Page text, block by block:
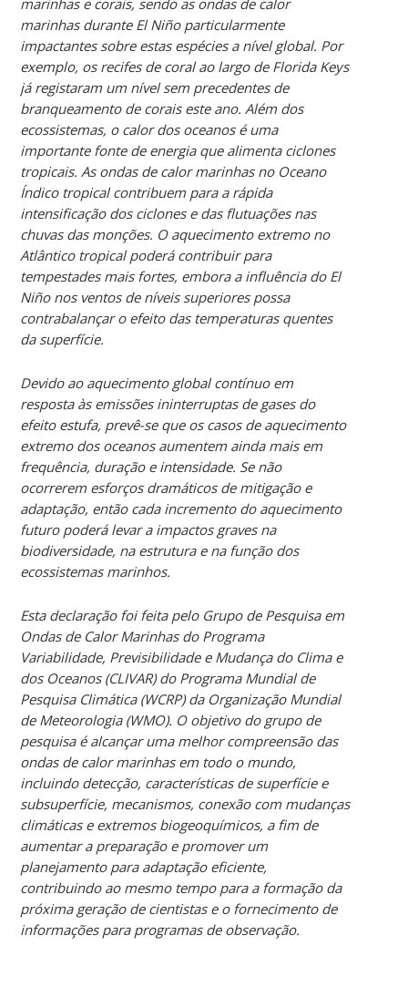
marinhas durante El Niño particularmente
impactantes sobre estas espécies a nível global. Por
exemplo, os recifes de coral ao largo de Florida Keys
já registaram um nível sem precedentes de
branqueamento de corais este ano. Além dos
ecossistemas, o calor dos oceanos é uma
importante fonte de energia que alimenta ciclones
tropicais. As ondas de calor marinhas no Oceano
Índico tropical contribuem para a rápida
intensificação dos ciclones e das flutuações nas
chuvas das monções. O aquecimento extremo no
Atlântico tropical poderá contribuir para
tempestades mais fortes, embora a influência do El
Niño nos ventos de níveis superiores possa
contrabalançar o efeito das temperaturas quentes
da superfície.
Devido ao aquecimento global contínuo em
resposta às emissões ininterruptas de gases do
efeito estufa, prevê-se que os casos de aquecimento
extremo dos oceanos aumentem ainda mais em
frequência, duração e intensidade. Se não
ocorrerem esforços dramáticos de mitigação e
adaptação, então cada incremento do aquecimento
futuro poderá levar a impactos graves na
biodiversidade, na estrutura e na função dos
ecossistemas marinhos.
Esta declaração foi feita pelo Grupo de Pesquisa em
Ondas de Calor Marinhas do Programa
Variabilidade, Previsibilidade e Mudança do Clima e
dos Oceanos (CLIVAR) do Programa Mundial de
Pesquisa Climática (WCRP) da Organização Mundial
de Meteorologia (WMO). O objetivo do grupo de
pesquisa é alcançar uma melhor compreensão das
ondas de calor marinhas em todo o mundo,
incluindo detecção, características de superfície e
subsuperfície, mecanismos, conexão com mudanças
climáticas e extremos biogeoquímicos, a fim de
aumentar a preparação e promover um
planejamento para adaptação eficiente,
contribuindo ao mesmo tempo para a formação da
próxima geração de cientistas e o fornecimento de
informações para programas de observação.